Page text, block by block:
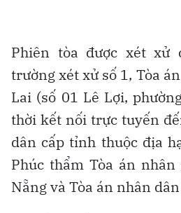
Phiên tòa được xét xử
trường xét xử số 1, Tòa
Lai (số 01 Lê Lợi,
thời kết nối trực tuyến
dân cấp tỉnh thuộc địa
Phúc thẩm Tòa án
Nẵng và Tòa án nhân